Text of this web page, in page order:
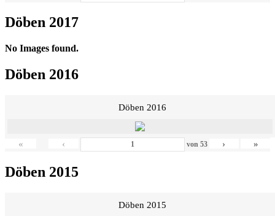
Döben 2017
No Images found.
Döben 2016
Döben 2016
« ‹ von 53 › »
Döben 2015
Döben 2015